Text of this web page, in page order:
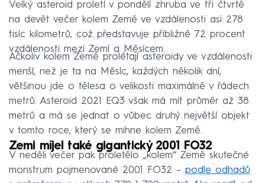
Velký asteroid proletí v pondělí zhruba ve tři čtvrtě
na devět večer kolem Země ve vzdálenosti asi 278
tisíc kilometrů, což představuje přibližně 72 procent
vzdálenosti mezi Zemí a Měsícem.
Ačkoliv kolem Země prolétají asteroidy ve vzdálenosti
menší, než je ta na Měsíc, každých několik dní,
většinou jde o tělesa o velikosti maximálně v řádech
metrů. Asteroid 2021 EQ3 však má mít průměr až 38
metrů a má se jednat o vůbec druhý největší objekt
v tomto roce, který se mihne kolem Země.
Zemi míjel také gigantický 2001 FO32
V neděli večer pak proletělo „kolem“ Země skutečné
monstrum pojmenované 2001 FO32 – podle odhadů